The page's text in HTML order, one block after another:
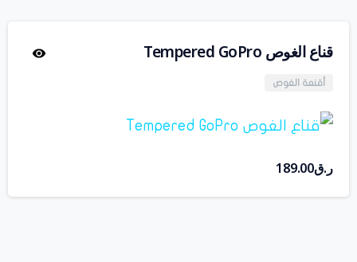
قناع الغوص Tempered GoPro
أقنعة الغوص
ر.ق189.00